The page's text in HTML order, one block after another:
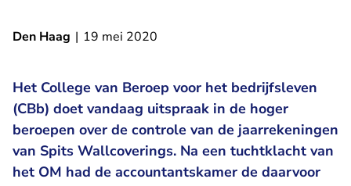
Den Haag | 19 mei 2020
Het College van Beroep voor het bedrijfsleven
(CBb) doet vandaag uitspraak in de hoger
beroepen over de controle van de jaarrekeningen
van Spits Wallcoverings. Na een tuchtklacht van
het OM had de accountantskamer de daarvoor